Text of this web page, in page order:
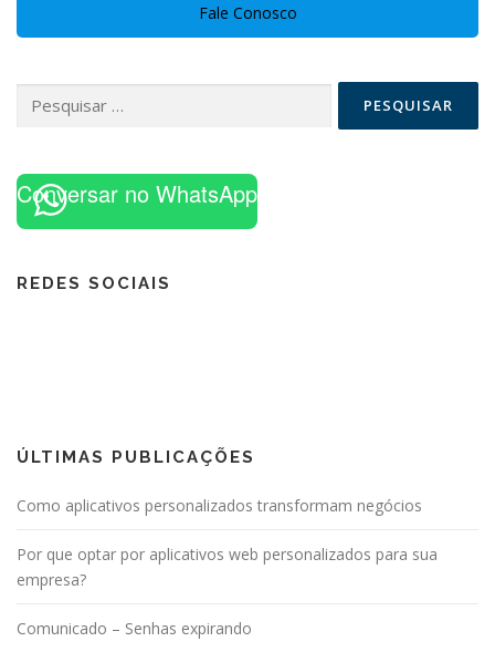
Fale Conosco
por:
Conversar no WhatsApp
REDES SOCIAIS
ÚLTIMAS PUBLICAÇÕES
Como aplicativos personalizados transformam negócios
Por que optar por aplicativos web personalizados para sua
empresa?
Comunicado – Senhas expirando